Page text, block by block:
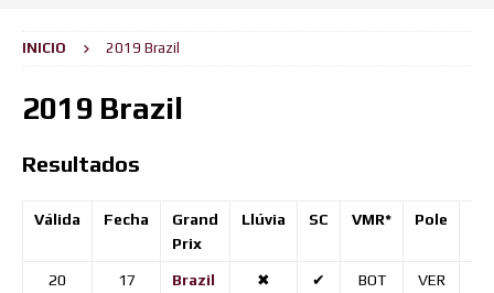
INICIO 2019 Brazil
2019 Brazil
Resultados
Válida Fecha
Grand
Prix
Llúvia SC VMR* Pole
20
17
Brazil ✖ ✔ BOT VER